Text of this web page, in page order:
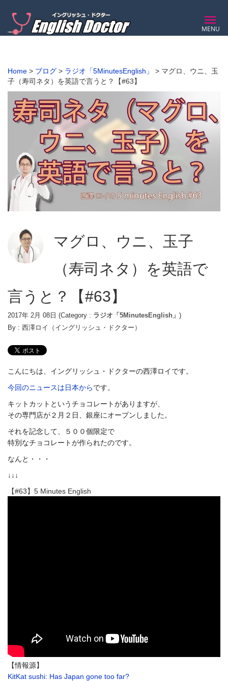
MENU
Home > ブログ > ラジオ「5MinutesEnglish」 > マグロ、ウニ、玉
子（寿司ネタ）を英語で言うと？【#63】
マグロ、ウニ、玉子
（寿司ネタ）を英語で
言うと？【#63】
2017年 2月 08日 (Category : ラジオ「5MinutesEnglish」)
By : 西澤ロイ（イングリッシュ・ドクター）
こんにちは、イングリッシュ・ドクターの西澤ロイです。
今回のニュースは日本からです。
キットカットというチョコレートがありますが、
その専門店が２月２日、銀座にオープンしました。
それを記念して、５００個限定で
特別なチョコレートが作られたのです。
なんと・・・
↓↓↓
【#63】5 Minutes English
【情報源】
KitKat sushi: Has Japan gone too far?